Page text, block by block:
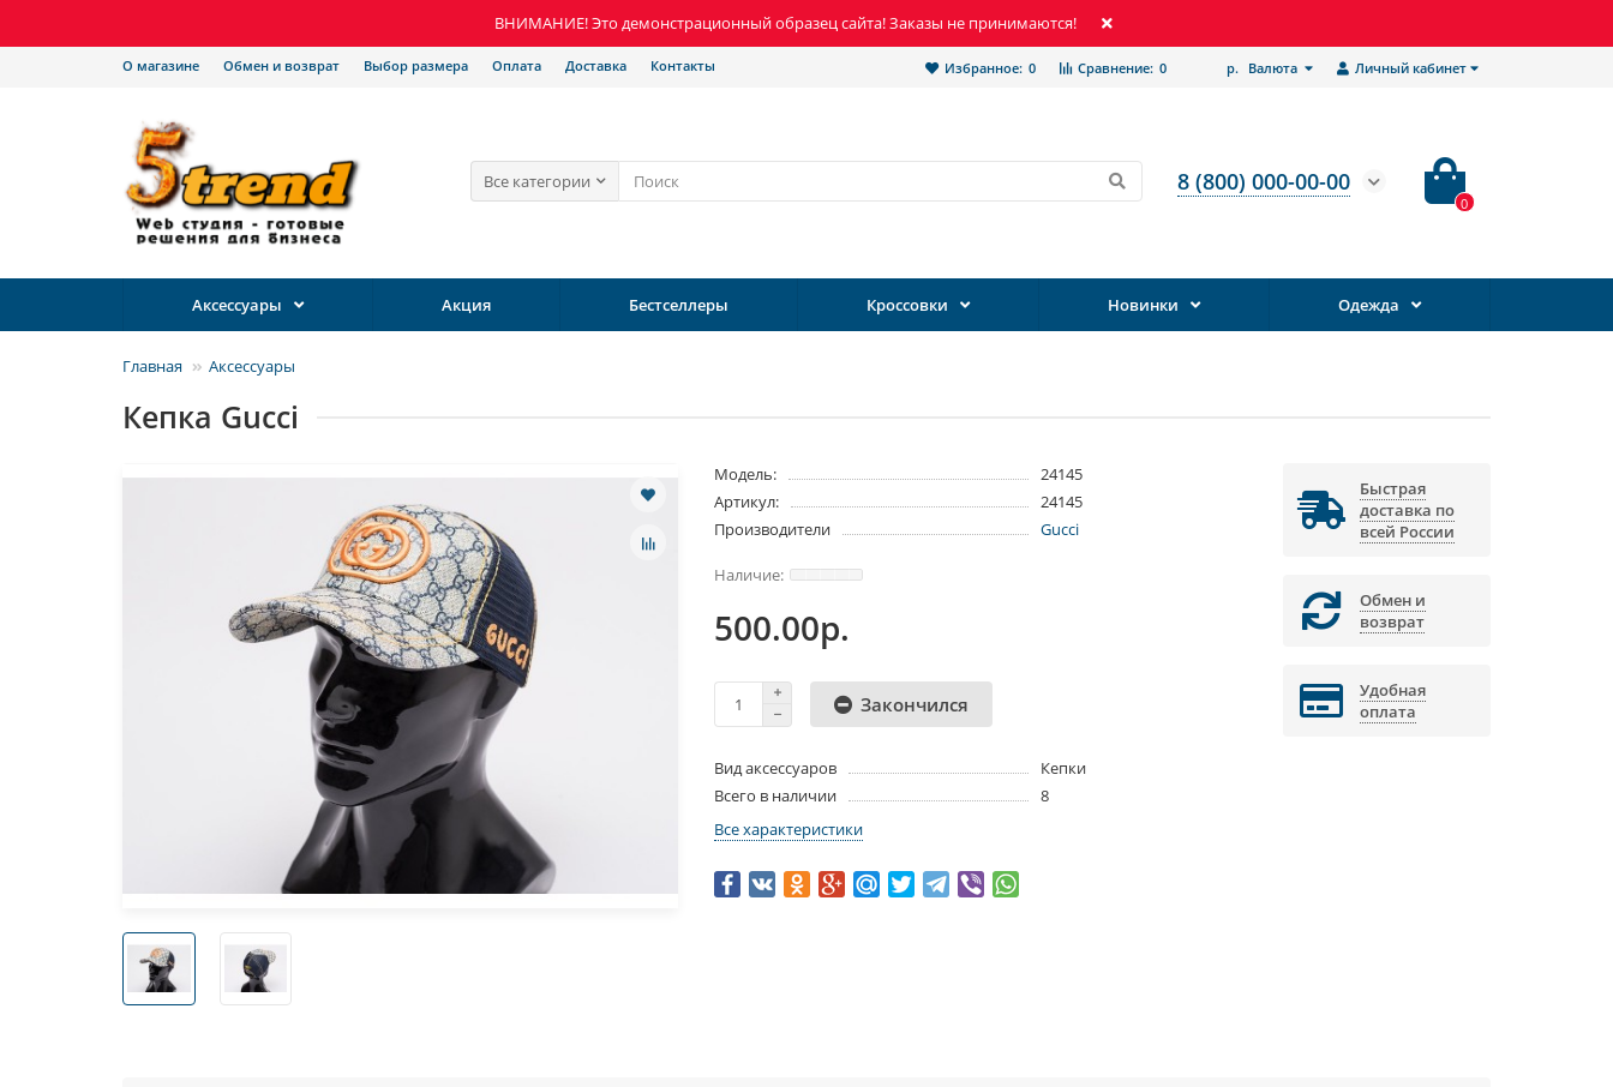
ВНИМАНИЕ! Это демонстрационный образец сайта! Заказы не принимаются!
Личный кабинет
р. Валюта
Сравнение: 0
Избранное: 0
О магазине Обмен и возврат Выбор размера Оплата Доставка Контакты
Все категории 8 (800) 000-00-00
0
Аксессуары Акция Бестселлеры Кроссовки Новинки Одежда
Главная Аксессуары
Кепка Gucci
Модель:
24145
Артикул:
24145
Производители
Gucci
500.00р.
Закончился
Вид аксессуаров
Кепки
Всего в наличии
8
Все характеристики
Быстрая
доставка по
всей России
Обмен и
возврат
Удобная
оплата